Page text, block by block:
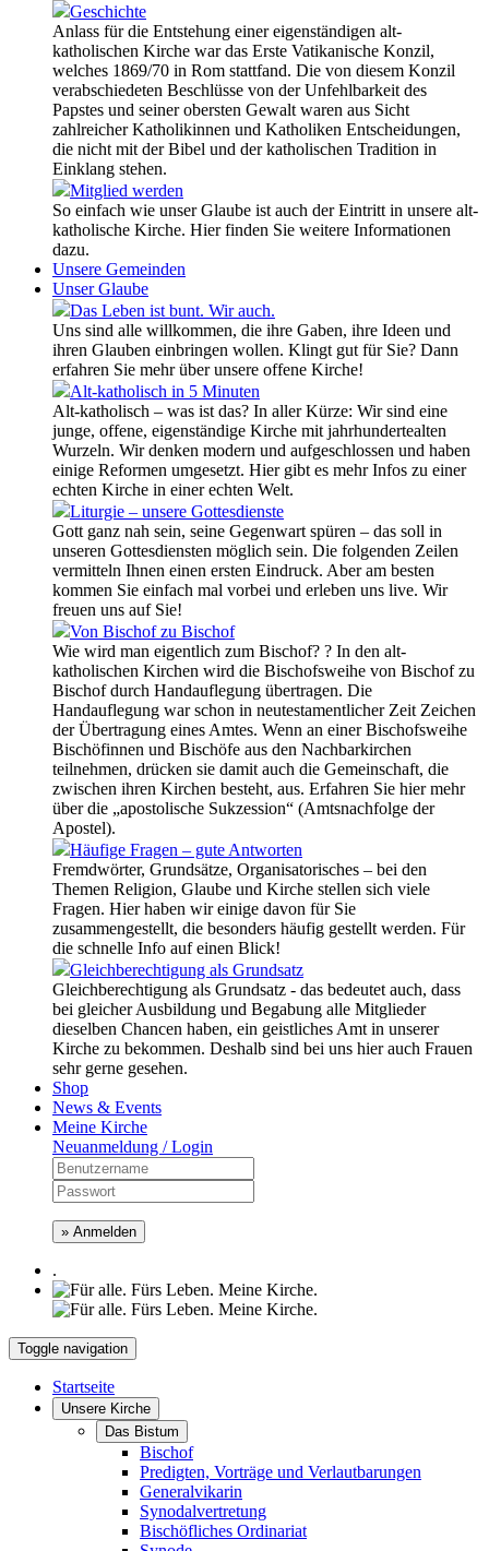
Geschichte
Anlass für die Entstehung einer eigenständigen alt-
katholischen Kirche war das Erste Vatikanische Konzil,
welches 1869/70 in Rom stattfand. Die von diesem Konzil
verabschiedeten Beschlüsse von der Unfehlbarkeit des
Papstes und seiner obersten Gewalt waren aus Sicht
zahlreicher Katholikinnen und Katholiken Entscheidungen,
die nicht mit der Bibel und der katholischen Tradition in
Einklang stehen.
Mitglied werden
So einfach wie unser Glaube ist auch der Eintritt in unsere alt-
katholische Kirche. Hier finden Sie weitere Informationen
dazu.
Unsere Gemeinden
Unser Glaube
Das Leben ist bunt. Wir auch.
Uns sind alle willkommen, die ihre Gaben, ihre Ideen und
ihren Glauben einbringen wollen. Klingt gut für Sie? Dann
erfahren Sie mehr über unsere offene Kirche!
Alt-katholisch in 5 Minuten
Alt-katholisch – was ist das? In aller Kürze: Wir sind eine
junge, offene, eigenständige Kirche mit jahrhundertealten
Wurzeln. Wir denken modern und aufgeschlossen und haben
einige Reformen umgesetzt. Hier gibt es mehr Infos zu einer
echten Kirche in einer echten Welt.
Liturgie – unsere Gottesdienste
Gott ganz nah sein, seine Gegenwart spüren – das soll in
unseren Gottesdiensten möglich sein. Die folgenden Zeilen
vermitteln Ihnen einen ersten Eindruck. Aber am besten
kommen Sie einfach mal vorbei und erleben uns live. Wir
freuen uns auf Sie!
Von Bischof zu Bischof
Wie wird man eigentlich zum Bischof? ? In den alt-
katholischen Kirchen wird die Bischofsweihe von Bischof zu
Bischof durch Handauflegung übertragen. Die
Handauflegung war schon in neutestamentlicher Zeit Zeichen
der Übertragung eines Amtes. Wenn an einer Bischofsweihe
Bischöfinnen und Bischöfe aus den Nachbarkirchen
teilnehmen, drücken sie damit auch die Gemeinschaft, die
zwischen ihren Kirchen besteht, aus. Erfahren Sie hier mehr
über die „apostolische Sukzession“ (Amtsnachfolge der
Apostel).
Häufige Fragen – gute Antworten
Fremdwörter, Grundsätze, Organisatorisches – bei den
Themen Religion, Glaube und Kirche stellen sich viele
Fragen. Hier haben wir einige davon für Sie
zusammengestellt, die besonders häufig gestellt werden. Für
die schnelle Info auf einen Blick!
Gleichberechtigung als Grundsatz
Gleichberechtigung als Grundsatz - das bedeutet auch, dass
bei gleicher Ausbildung und Begabung alle Mitglieder
dieselben Chancen haben, ein geistliches Amt in unserer
Kirche zu bekommen. Deshalb sind bei uns hier auch Frauen
sehr gerne gesehen.
Shop
News & Events
Meine Kirche
Neuanmeldung / Login
» Anmelden
.
Toggle navigation
Startseite
Unsere Kirche
Das Bistum
Bischof
Predigten, Vorträge und Verlautbarungen
Generalvikarin
Synodalvertretung
Bischöfliches Ordinariat